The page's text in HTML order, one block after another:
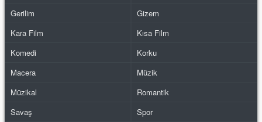
Gerilim
Gizem
Kara Film
Kısa Film
Komedi
Korku
Macera
Müzik
Müzikal
Romantik
Savaş
Spor